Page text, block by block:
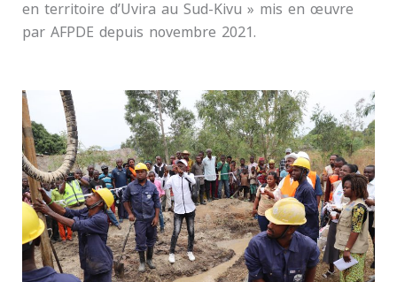
en territoire d’Uvira au Sud-Kivu » mis en œuvre
par AFPDE depuis novembre 2021.